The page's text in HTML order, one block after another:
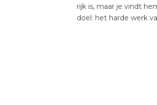
rijk is, maar je vindt
doel: het harde werk